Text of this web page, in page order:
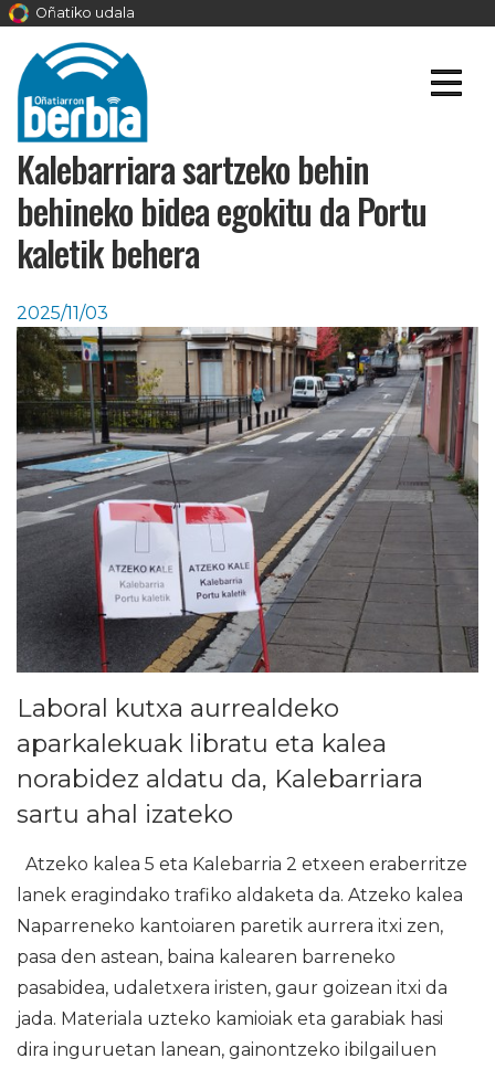
Oñatiko udala
Kalebarriara sartzeko behin
behineko bidea egokitu da Portu
kaletik behera
2025/11/03
Laboral kutxa aurrealdeko
aparkalekuak libratu eta kalea
norabidez aldatu da, Kalebarriara
sartu ahal izateko
Atzeko kalea 5 eta Kalebarria 2 etxeen eraberritze
lanek eragindako trafiko aldaketa da. Atzeko kalea
Naparreneko kantoiaren paretik aurrera itxi zen,
pasa den astean, baina kalearen barreneko
pasabidea, udaletxera iristen, gaur goizean itxi da
jada. Materiala uzteko kamioiak eta garabiak hasi
dira inguruetan lanean, gainontzeko ibilgailuen